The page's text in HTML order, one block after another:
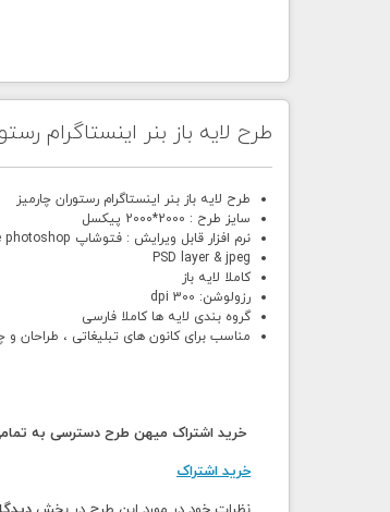
طرح لایه باز بنر اینستاگرام
طرح لایه باز بنر اینستاگرام رستوران چارمیز
سایز طرح : 2000*2000 پیکسل
نرم افزار قابل ویرایش : فتوشاپ Adobe photoshop
PSD layer & jpeg
کاملا لایه باز
رزولوشن: 300 dpi
گروه بندی لایه ها کاملا فارسی
مناسب برای کانون های تبلیغاتی ، طراحان و
خرید اشتراک میهن طرح دسترسی به
خرید اشتراک